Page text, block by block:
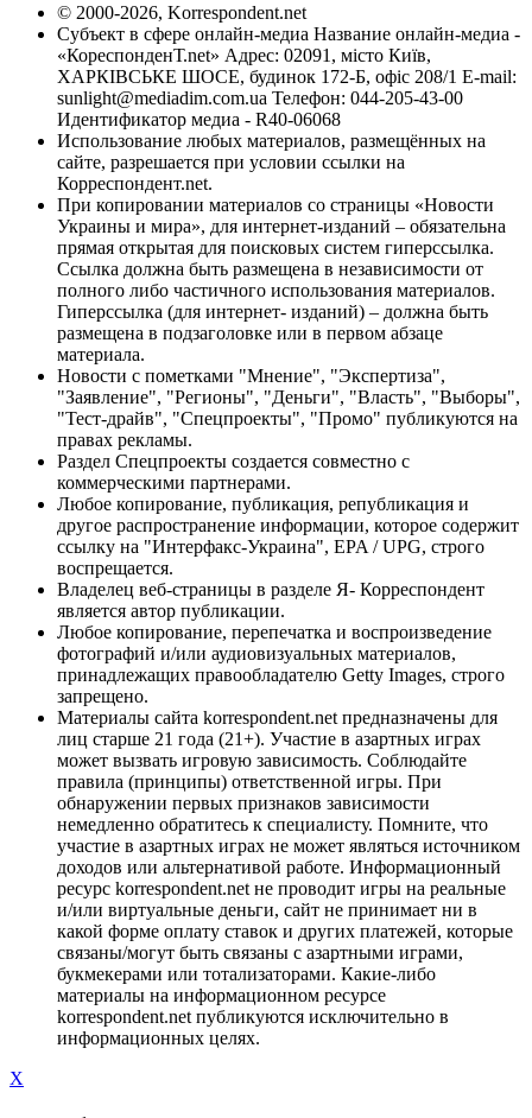
© 2000-2026, Korrespondent.net
Субъект в сфере онлайн-медиа Название онлайн-медиа -
«КореспонденТ.net» Адрес: 02091, місто Київ,
ХАРКІВСЬКЕ ШОСЕ, будинок 172-Б, офіс 208/1 E-mail:
sunlight@mediadim.com.ua Телефон: 044-205-43-00
Идентификатор медиа - R40-06068
Использование любых материалов, размещённых на
сайте, разрешается при условии ссылки на
Корреспондент.net.
При копировании материалов со страницы «Новости
Украины и мира», для интернет-изданий – обязательна
прямая открытая для поисковых систем гиперссылка.
Ссылка должна быть размещена в независимости от
полного либо частичного использования материалов.
Гиперссылка (для интернет- изданий) – должна быть
размещена в подзаголовке или в первом абзаце
материала.
Новости с пометками "Мнение", "Экспертиза",
"Заявление", "Регионы", "Деньги", "Власть", "Выборы",
"Тест-драйв", "Спецпроекты", "Промо" публикуются на
правах рекламы.
Раздел Спецпроекты создается совместно с
коммерческими партнерами.
Любое копирование, публикация, републикация и
другое распространение информации, которое содержит
ссылку на "Интерфакс-Украина", EPA / UPG, строго
воспрещается.
Владелец веб-страницы в разделе Я- Корреспондент
является автор публикации.
Любое копирование, перепечатка и воспроизведение
фотографий и/или аудиовизуальных материалов,
принадлежащих правообладателю Getty Images, строго
запрещено.
Материалы сайта korrespondent.net предназначены для
лиц старше 21 года (21+). Участие в азартных играх
может вызвать игровую зависимость. Соблюдайте
правила (принципы) ответственной игры. При
обнаружении первых признаков зависимости
немедленно обратитесь к специалисту. Помните, что
участие в азартных играх не может являться источником
доходов или альтернативой работе. Информационный
ресурс korrespondent.net не проводит игры на реальные
и/или виртуальные деньги, сайт не принимает ни в
какой форме оплату ставок и других платежей, которые
связаны/могут быть связаны с азартными играми,
букмекерами или тотализаторами. Какие-либо
материалы на информационном ресурсе
korrespondent.net публикуются исключительно в
информационных целях.
X